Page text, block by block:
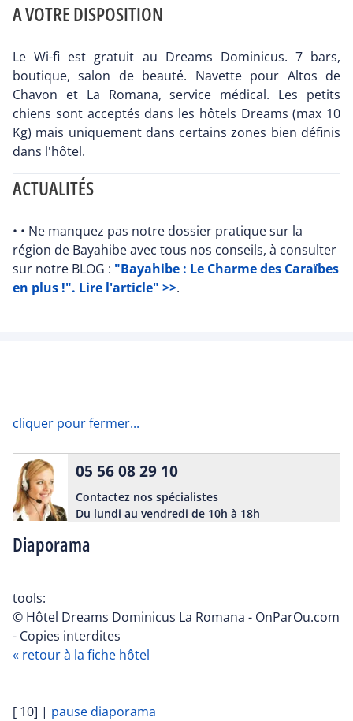
A VOTRE DISPOSITION
Le Wi-fi est gratuit au Dreams Dominicus. 7 bars,
boutique, salon de beauté. Navette pour Altos de
Chavon et La Romana, service médical. Les petits
chiens sont acceptés dans les hôtels Dreams (max 10
Kg) mais uniquement dans certains zones bien définis
dans l'hôtel.
ACTUALITÉS
• • Ne manquez pas notre dossier pratique sur la
région de Bayahibe avec tous nos conseils, à consulter
sur notre BLOG : "Bayahibe : Le Charme des Caraïbes
en plus !". Lire l'article" >>.
cliquer pour fermer...
Diaporama
05 56 08 29 10
Contactez nos spécialistes
Du lundi au vendredi de 10h à 18h
tools:
© Hôtel Dreams Dominicus La Romana - OnParOu.com
- Copies interdites
« retour à la fiche hôtel
[ 10] | pause diaporama